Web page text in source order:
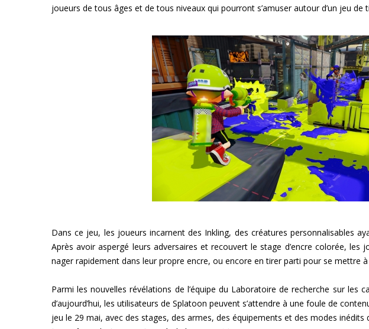
joueurs de tous âges et de tous niveaux qui pourront s’amuser autour d’un jeu de
Dans ce jeu, les joueurs incarnent des Inkling, des créatures personnalisables
Après avoir aspergé leurs adversaires et recouvert le stage d’encre colorée,
nager rapidement dans leur propre encre, ou encore en tirer parti pour se mettre
Parmi les nouvelles révélations de l’équipe du Laboratoire de recherche sur les
d’aujourd’hui, les utilisateurs de Splatoon peuvent s’attendre à une foule de
jeu le 29 mai, avec des stages, des armes, des équipements et des modes inédits